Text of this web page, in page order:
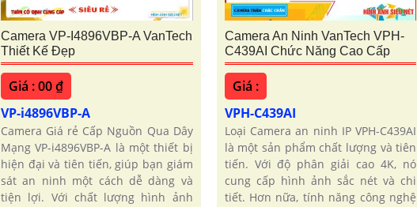
Camera VP-I4896VBP-A VanTech
Thiết Kế Đẹp
Giá : 00 ₫
VP-i4896VBP-A
Camera Giá rẻ Cấp Nguồn Qua Dây
Mạng VP-i4896VBP-A là một thiết bị
hiện đại và tiên tiến, giúp bạn giám
sát an ninh một cách dễ dàng và
tiện lợi. Với chất lượng hình ảnh
Camera An Ninh VanTech VPH-
C439AI Chức Năng Cao Cấp
Giá :
VPH-C439AI
Loại Camera an ninh IP VPH-C439AI
là một sản phẩm chất lượng và tiên
tiến. Với độ phân giải cao 4K, nó
cung cấp hình ảnh sắc nét và chi
tiết. Hơn nữa, tính năng công nghệ